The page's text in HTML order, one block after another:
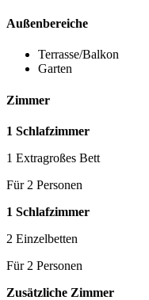
Außenbereiche
Terrasse/Balkon
Garten
Zimmer
1 Schlafzimmer
1 Extragroßes Bett
Für 2 Personen
1 Schlafzimmer
2 Einzelbetten
Für 2 Personen
Zusätzliche Zimmer